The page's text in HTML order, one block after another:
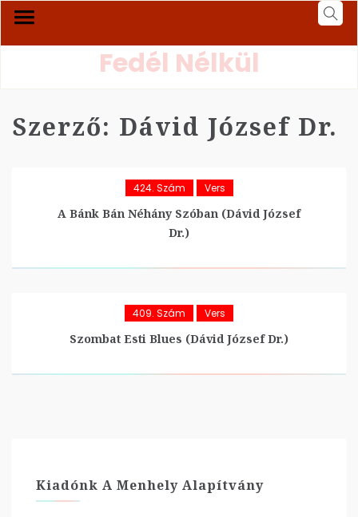
Fedél Nélkül
Szerző: Dávid József Dr.
424. Szám Vers
A Bánk Bán Néhány Szóban (Dávid József
Dr.)
409. Szám Vers
Szombat Esti Blues (Dávid József Dr.)
Kiadónk A Menhely Alapítvány